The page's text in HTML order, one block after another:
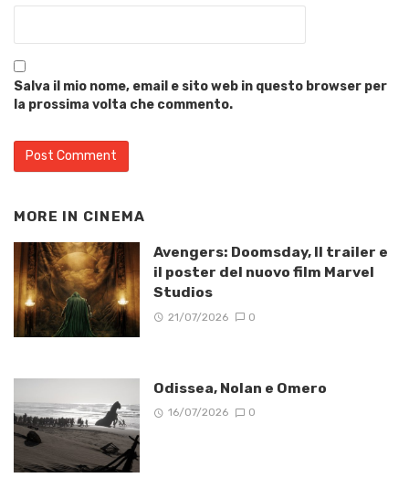
Salva il mio nome, email e sito web in questo browser per
la prossima volta che commento.
MORE IN CINEMA
Avengers: Doomsday, Il trailer e
il poster del nuovo film Marvel
Studios
21/07/2026 0
Odissea, Nolan e Omero
16/07/2026 0